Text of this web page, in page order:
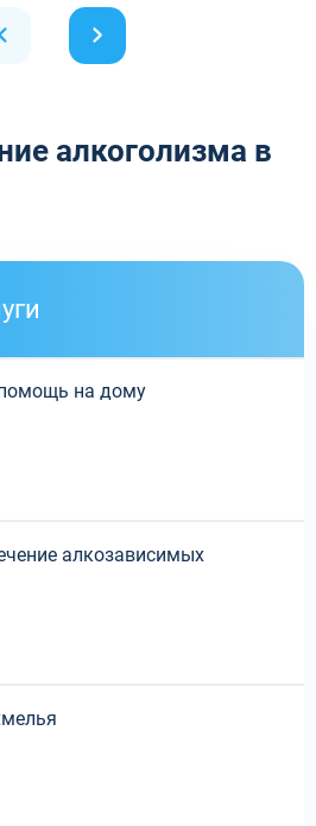
алкоголизма в
на дому
алкозависимых